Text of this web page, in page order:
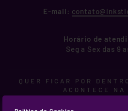
E-mail:
Horário de
Seg a Sex das 9
QUER FICAR POR
ACONTECE NA